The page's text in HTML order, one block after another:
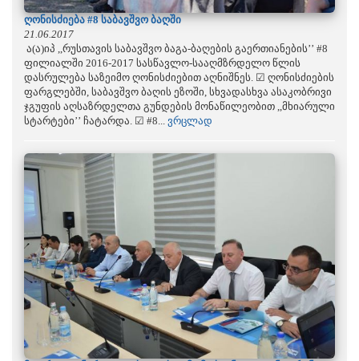
ღონისძიება #8 საბავშვო ბაღში
21.06.2017
ა(ა)იპ ,,რუსთავის საბავშვო ბაგა-ბაღების გაერთიანების’’ #8
ფილიალში 2016-2017 სასწავლო-სააღმზრდელო წლის
დასრულება საზეიმო ღონისძიებით აღნიშნეს. ☑ ღონისძიების
ფარგლებში, საბავშვო ბაღის ეზოში, სხვადასხვა ასაკობრივი
ჯგუფის აღსაზრდელთა გუნდების მონაწილეობით ,,მხიარული
სტარტები’’ ჩატარდა. ☑ #8... ვრცლად